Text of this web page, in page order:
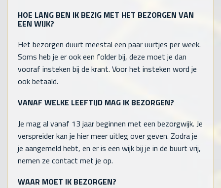
HOE LANG BEN IK BEZIG MET HET BEZORGEN VAN
EEN WIJK?
Het bezorgen duurt meestal een paar uurtjes per week.
Soms heb je er ook een folder bij, deze moet je dan
vooraf insteken bij de krant. Voor het insteken word je
ook betaald.
VANAF WELKE LEEFTIJD MAG IK BEZORGEN?
Je mag al vanaf 13 jaar beginnen met een bezorgwijk. Je
verspreider kan je hier meer uitleg over geven. Zodra je
je aangemeld hebt, en er is een wijk bij je in de buurt vrij,
nemen ze contact met je op.
WAAR MOET IK BEZORGEN?